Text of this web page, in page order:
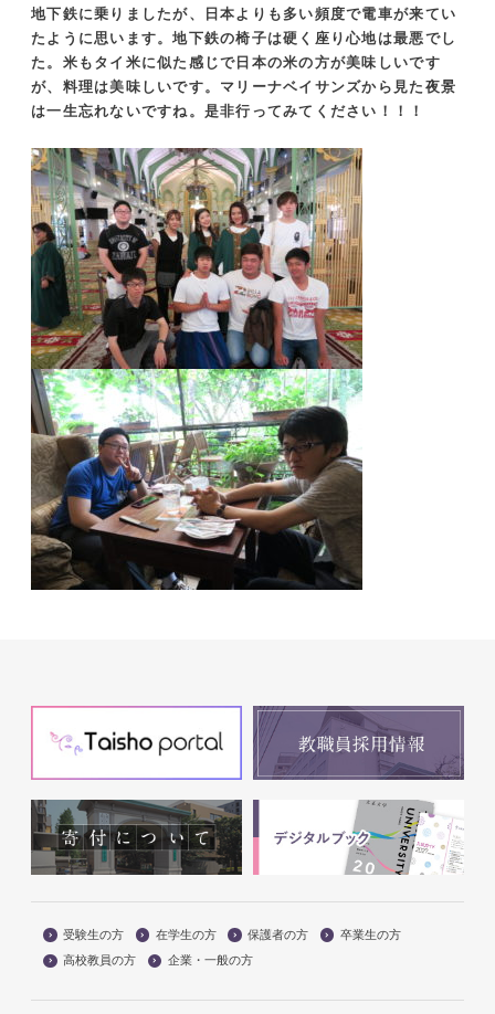
地下鉄に乗りましたが、日本よりも多い頻度で電車が来てい
たように思います。地下鉄の椅子は硬く座り心地は最悪でし
た。米もタイ米に似た感じで日本の米の方が美味しいです
が、料理は美味しいです。マリーナベイサンズから見た夜景
は一生忘れないですね。是非行ってみてください！！！
受験生の方 在学生の方 保護者の方
卒業生の方
高校教員の方
企業・一般の方